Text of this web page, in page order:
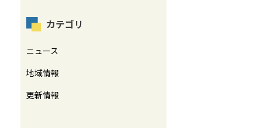
カテゴリ
ニュース
地域情報
更新情報